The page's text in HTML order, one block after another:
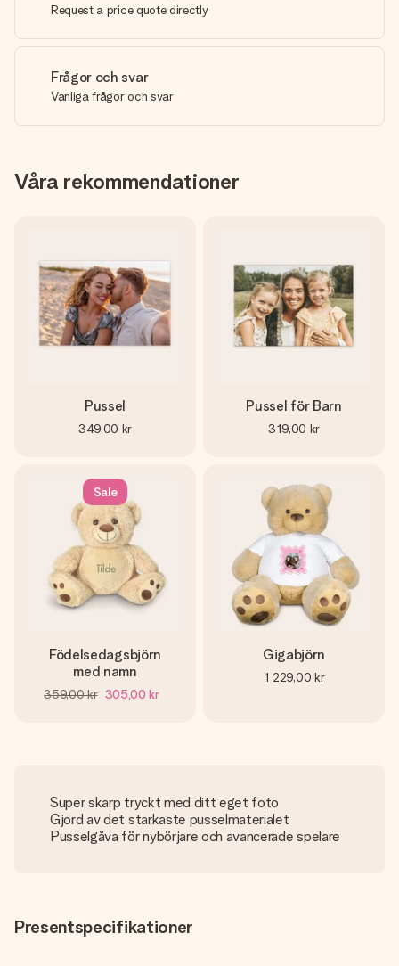
Request a price quote directly
Frågor och svar
Vanliga frågor och svar
Våra rekommendationer
Pussel
349,00 kr
Pussel för Barn
319,00 kr
Sale
Födelsedagsbjörn
med namn
359,00 kr 305,00 kr
Gigabjörn
1 229,00 kr
Super skarp tryckt med ditt eget foto
Gjord av det starkaste pusselmaterialet
Pusselgåva för nybörjare och avancerade spelare
Presentspecifikationer